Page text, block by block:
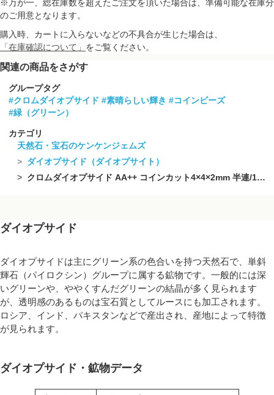
※万が一、総在庫数を超えたご注文を頂いた場合は、準備可能な在庫分
のご用意となります。
購入時、カートに入らないなどの不具合が生じた場合は、
「在庫確認について」 をご覧ください。
関連の商品をさがす
グループタグ
#クロムダイオプサイド #素晴らしい輝き #コインビーズ
#緑（グリーン）
カテゴリ
天然石・宝石のケンケンジェムズ
ダイオプサイド（ダイオプサイト）
クロムダイオプサイド AA++ コインカット4×4×2mm 半連/1連(約37cm)【素晴らしい輝き】
ダイオプサイド
ダイオプサイドは主にグリーン系の色合いを持つ天然石で、単斜
輝石（パイロクシン）グループに属する鉱物です。一般的には深
いグリーンや、ややくすんだグリーンの結晶が多く見られます
が、透明感のあるものは宝石質としてルースにも加工されます。
ロシア、インド、パキスタンなどで産出され、産地によって特徴
が見られます。
ダイオプサイド・鉱物データ